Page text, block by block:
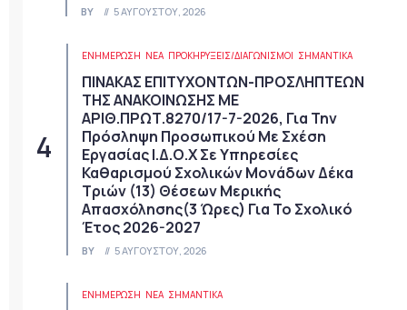
BY 5 ΑΥΓΟΎΣΤΟΥ, 2026
ΕΝΗΜΕΡΩΣΗ ΝΈΑ ΠΡΟΚΗΡΎΞΕΙΣ/ΔΙΑΓΩΝΙΣΜΟΊ ΣΗΜΑΝΤΙΚΆ
ΠΙΝΑΚΑΣ ΕΠΙΤΥΧΟΝΤΩΝ-ΠΡΟΣΛΗΠΤΕΩΝ
ΤΗΣ ΑΝΑΚΟΙΝΩΣΗΣ ΜΕ
ΑΡΙΘ.ΠΡΩΤ.8270/17-7-2026, Για Την
Πρόσληψη Προσωπικού Με Σχέση
Εργασίας Ι.Δ.Ο.Χ Σε Υπηρεσίες
Καθαρισμού Σχολικών Μονάδων Δέκα
Τριών (13) Θέσεων Μερικής
Απασχόλησης(3 Ώρες) Για Το Σχολικό
Έτος 2026-2027
BY 5 ΑΥΓΟΎΣΤΟΥ, 2026
ΕΝΗΜΕΡΩΣΗ ΝΈΑ ΣΗΜΑΝΤΙΚΆ